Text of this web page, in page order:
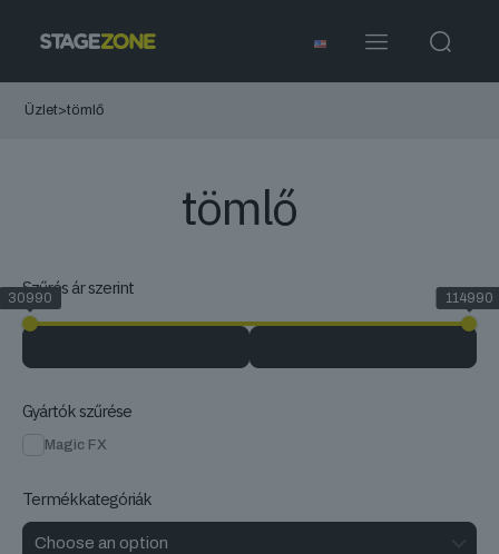
Üzlet>tömlő
tömlő
Szűrés ár szerint
30990 114990
Gyártók szűrése
Magic FX
Termékkategóriák